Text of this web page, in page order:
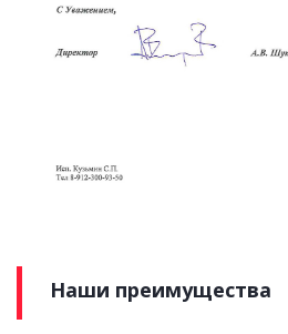
Наши преимущества